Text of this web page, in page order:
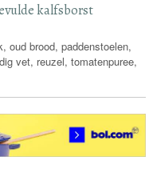
kalfsborst
oud brood, paddenstoelen,
vet, reuzel, tomatenpuree,